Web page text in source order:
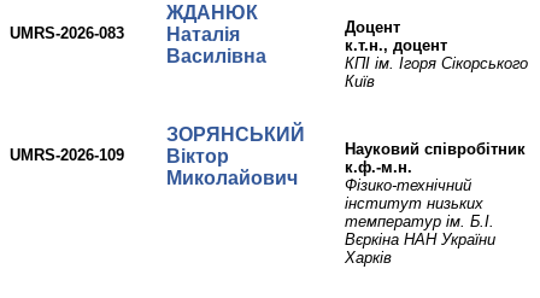
UMRS-2026-083
ЖДАНЮК
Наталія
Василівна
доцент
к.т.н., доцент
КПІ ім. Ігоря Сікорського
Київ
UMRS-2026-109
ЗОРЯНСЬКИЙ
Віктор
Миколайович
науковий співробітник
к.ф.-м.н.
Фізико-технічний
інститут низьких
температур ім. Б.І.
Вєркіна НАН України
Харків